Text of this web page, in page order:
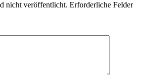
nicht veröffentlicht. Erforderliche Felder